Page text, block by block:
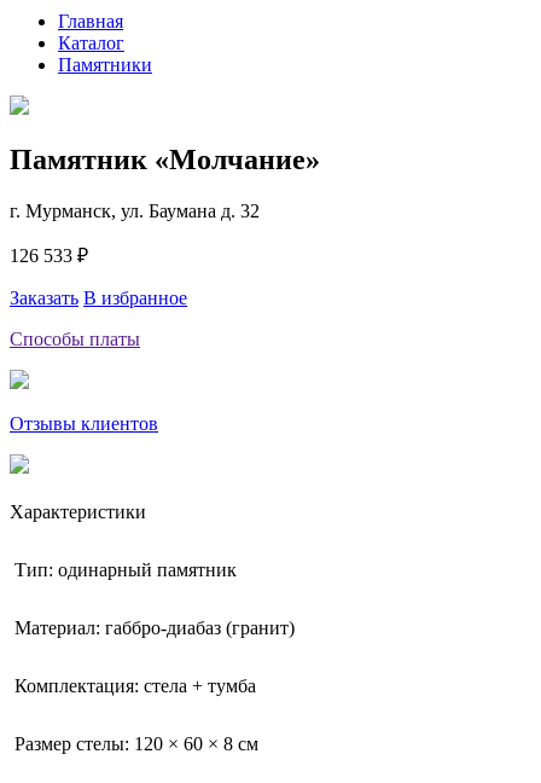
Главная
Каталог
Памятники
Памятник «Молчание»
г. Мурманск, ул. Баумана д. 32
126 533 ₽
Заказать В избранное
Способы платы
Отзывы клиентов
Характеристики
Тип: одинарный памятник
Материал: габбро-диабаз (гранит)
Комплектация: стела + тумба
Размер стелы: 120 × 60 × 8 см